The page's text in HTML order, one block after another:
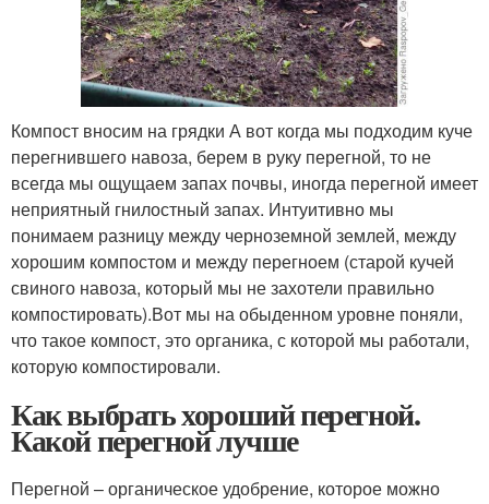
Компост вносим на грядки А вот когда мы подходим куче
перегнившего навоза, берем в руку перегной, то не
всегда мы ощущаем запах почвы, иногда перегной имеет
неприятный гнилостный запах. Интуитивно мы
понимаем разницу между черноземной землей, между
хорошим компостом и между перегноем (старой кучей
свиного навоза, который мы не захотели правильно
компостировать).Вот мы на обыденном уровне поняли,
что такое компост, это органика, с которой мы работали,
которую компостировали.
Как выбрать хороший перегной.
Какой перегной лучше
Перегной – органическое удобрение, которое можно